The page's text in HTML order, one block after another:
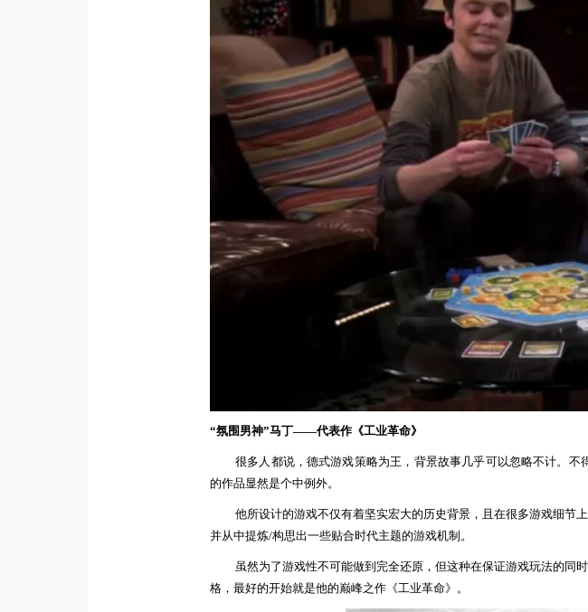
“氛围男神”马丁——代表作 《工业革命》
很多人都说，德式游戏策略为王，背景故事几乎可以忽略不计。 不
的作品显然是个中例外。
他所设计的游戏不仅有着坚实宏大的历史背景，且在很多游戏细节
并从中提炼/构思出一些贴合时代主题的游戏机制。
虽然为了游戏性不可能做到完全还原，但这种在保证游戏玩法的同
格，最好的开始就是他的巅峰之作《工业革命》。